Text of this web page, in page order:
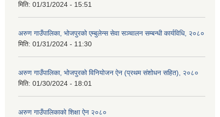
मिति: 01/31/2024 - 15:51
अरुण गाउँपालिका, भोजपुरको एम्बुलेन्स सेवा सञ्चालन सम्बन्धी कार्यविधि, २०८०
मिति: 01/31/2024 - 11:30
अरुण गाउँपालिका, भोजपुरको विनियोजन ऐन (प्रथम संशोधन सहित), २०८०
मिति: 01/30/2024 - 18:01
अरुण गाउँपालिकाको शिक्षा ऐन २०८०